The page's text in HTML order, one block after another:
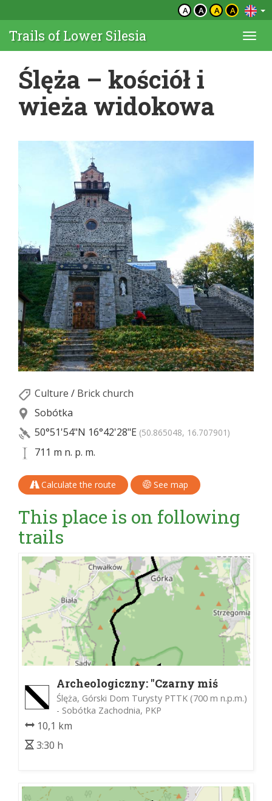
A A A A
Trails of Lower Silesia
Ślęża – kościół i
wieża widokowa
Culture / Brick church
Sobótka
50°51'54"N 16°42'28"E (50.865048, 16.707901)
711 m n. p. m.
Calculate the route See map
This place is on following
trails
Archeologiczny: "Czarny miś
ślężański"
Ślęża, Górski Dom Turysty PTTK (700 m n.p.m.)
- Sobótka Zachodnia, PKP
10,1 km
3:30 h